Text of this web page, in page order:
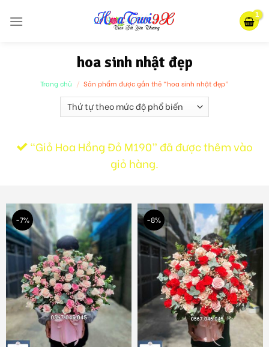
hoa sinh nhật đẹp
Trang chủ / Sản phẩm được gắn thẻ “hoa sinh nhật đẹp”
“Giỏ Hoa Hồng Đỏ M190” đã được thêm vào
giỏ hàng.
-7% -8%